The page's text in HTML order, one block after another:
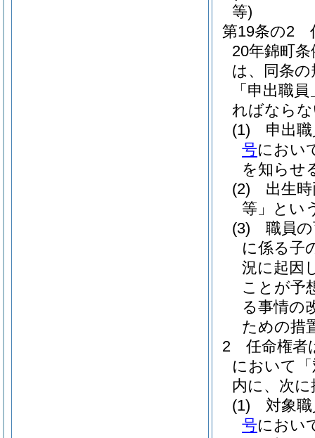
等)
第19条の2
20年錦町
は、同条
「申出職
ればなら
(1)
申出
号におい
を知らせ
(2)
出生
等」とい
(3)
職員
に係る子
況に起因
ことが予
る事情の
ための措
2
任命権者
において
内に、次
(1)
対象
号におい